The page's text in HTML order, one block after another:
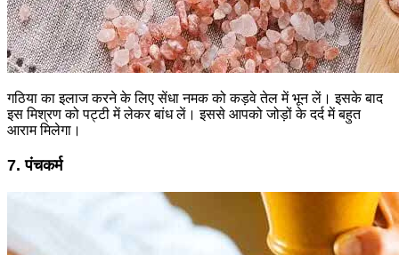
गठिया का इलाज करने के लिए सेंधा नमक को कड़वे तेल में भून लें। इसके बाद
इस मिश्रण को पट्टी में लेकर बांध लें। इससे आपको जोड़ों के दर्द में बहुत
आराम मिलेगा।
7. पंचकर्म